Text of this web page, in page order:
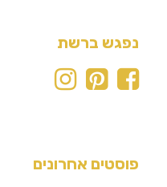
נפגש ברשת
פוסטים אחרונים